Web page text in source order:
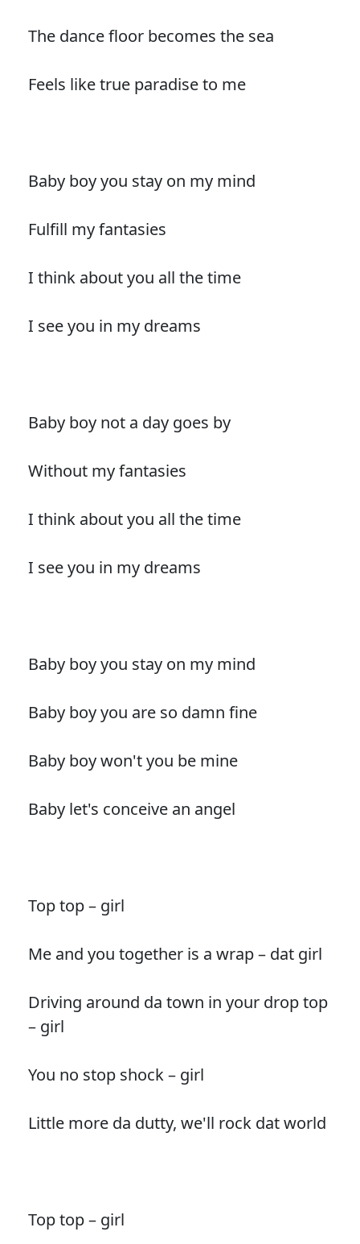
The dance floor becomes the sea
Feels like true paradise to me
Baby boy you stay on my mind
Fulfill my fantasies
I think about you all the time
I see you in my dreams
Baby boy not a day goes by
Without my fantasies
I think about you all the time
I see you in my dreams
Baby boy you stay on my mind
Baby boy you are so damn fine
Baby boy won't you be mine
Baby let's conceive an angel
Top top – girl
Me and you together is a wrap – dat girl
Driving around da town in your drop top
– girl
You no stop shock – girl
Little more da dutty, we'll rock dat world
Top top – girl